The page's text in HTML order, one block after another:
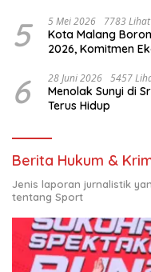
5 5 Mei 2026 7783 Lihat
Kota Malang
2026, Komitmen
6 28 Juni 2026 5457
Menolak Sunyi di
Terus Hidup
Berita Hukum &
Jenis laporan jurnalistik
tentang Sport